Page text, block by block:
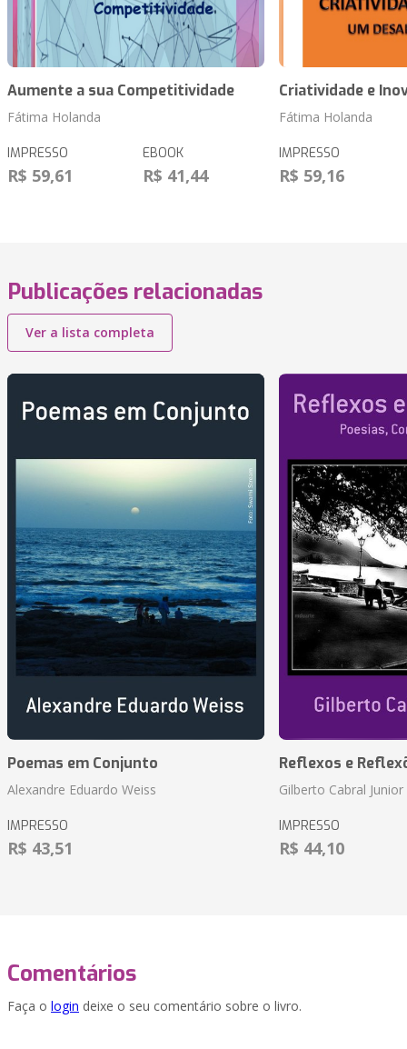
Aumente a sua Competitividade
Fátima Holanda
IMPRESSO
R$ 59,61
EBOOK
R$ 41,44
Criatividade e
Fátima Holanda
IMPRESSO
R$ 59,16
Publicações relacionadas
Ver a lista completa
Poemas em Conjunto
Alexandre Eduardo Weiss
IMPRESSO
R$ 43,51
Reflexos e
Gilberto Cabral Junior
IMPRESSO
R$ 44,10
Comentários
Faça o login deixe o seu comentário sobre o livro.